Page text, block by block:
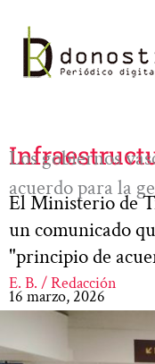
contenido
Los gobiernos
acuerdo para la
El Ministerio de
un comunicado
"principio de
E. B. / Redacción
16 marzo, 2026